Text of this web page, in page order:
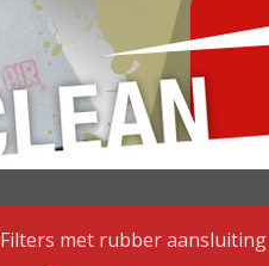
Filters met rubber aansluiting